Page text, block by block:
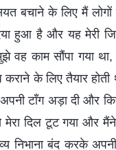
बचाने के लिए मैं लोगों
हुआ है और यह मेरी
वह काम सौंपा गया
कराने के लिए तैयार
टाँग अड़ा दी और
मेरा दिल टूट गया
निभाना बंद करके